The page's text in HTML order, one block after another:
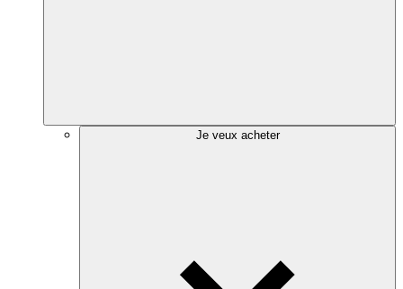
Je veux acheter